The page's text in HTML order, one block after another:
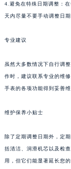
4.避免在特殊日期调整：
天内尽量不要手动调整日
专业建议
虽然大多数情况下自行调
作时，建议联系专业的维
手表的各项功能得到妥善维
维护保养小贴士
除了定期调整日期外，定
括清洁、润滑机芯以及检
用，但它们能显著延长您